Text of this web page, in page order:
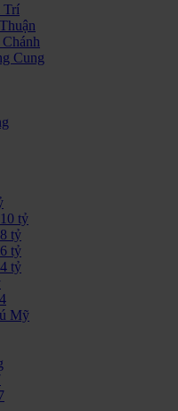
Trí
Cung
tỷ
tỷ
tỷ
tỷ
Mỹ